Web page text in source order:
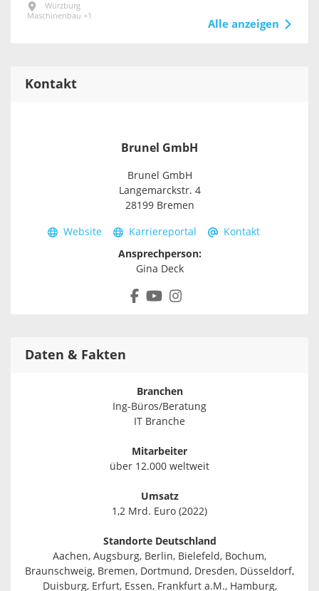
Würzburg
Maschinenbau +1
Alle anzeigen
Kontakt
Brunel GmbH
Brunel GmbH
Langemarckstr. 4
28199 Bremen
Website Karriereportal
Kontakt
Ansprechperson:
Gina Deck
Daten & Fakten
Branchen
Ing-Büros/Beratung
IT Branche
Mitarbeiter
über 12.000 weltweit
Umsatz
1,2 Mrd. Euro (2022)
Standorte Deutschland
Aachen, Augsburg, Berlin, Bielefeld, Bochum,
Braunschweig, Bremen, Dortmund, Dresden, Düsseldorf,
Duisburg, Erfurt, Essen, Frankfurt a.M., Hamburg,